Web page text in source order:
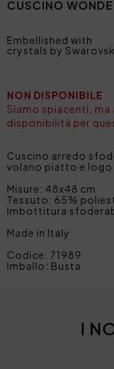
CUSCINO
Embellished with
crystals by
NON DISPONIBILE
Siamo spiacenti,
disponibilità per
Cuscino arredo
volano piatto e logo
Misure: 48x48 cm
Tessuto: 65%
Imbottitura
Made in Italy
Codice: 71989
Imballo: Busta
I